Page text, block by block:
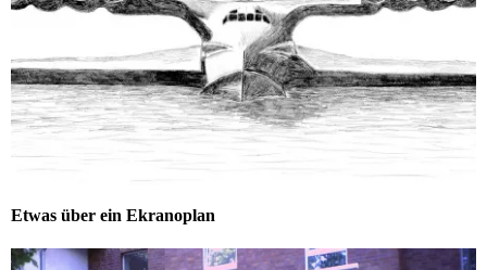
Etwas über ein Ekranoplan